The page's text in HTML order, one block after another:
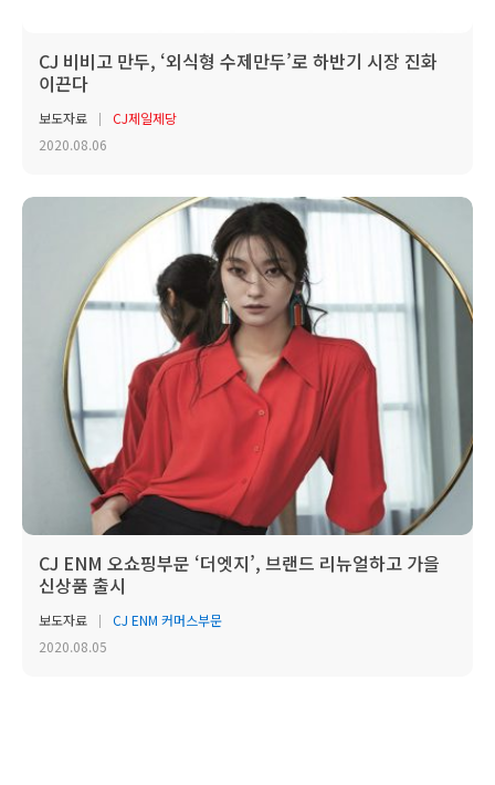
CJ 비비고 만두, ‘외식형 수제만두’로 하반기 시장 진화
이끈다
보도자료
CJ제일제당
2020.08.06
CJ ENM 오쇼핑부문 ‘더엣지’, 브랜드 리뉴얼하고 가을
신상품 출시
보도자료
CJ ENM 커머스부문
2020.08.05